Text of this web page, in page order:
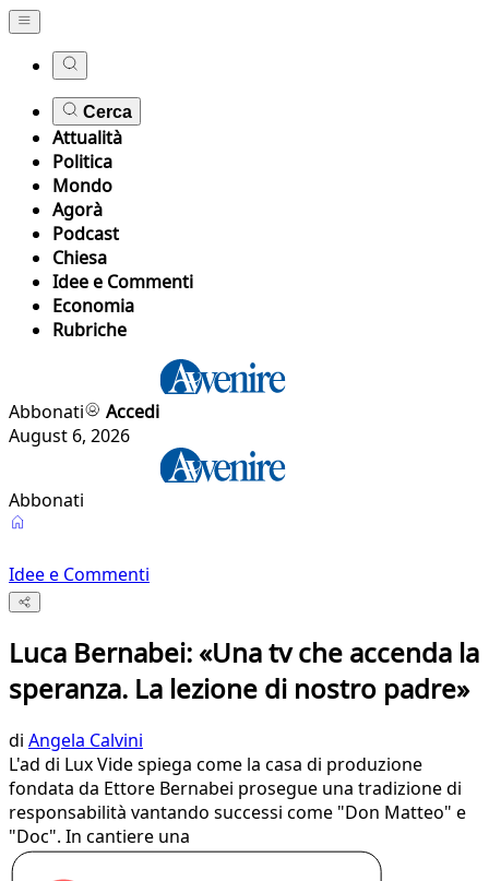
Cerca
Attualità
Politica
Mondo
Agorà
Podcast
Chiesa
Idee e Commenti
Economia
Rubriche
Abbonati
Accedi
August 6, 2026
Abbonati
Idee e Commenti
Luca Bernabei: «Una tv che accenda la
speranza. La lezione di nostro padre»
di Angela Calvini
L'ad di Lux Vide spiega come la casa di produzione
fondata da Ettore Bernabei prosegue una tradizione di
responsabilità vantando successi come "Don Matteo" e
"Doc". In cantiere una